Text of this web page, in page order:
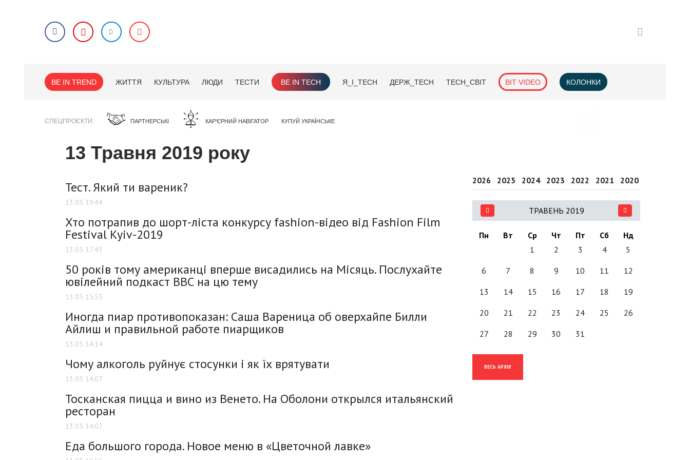
BE IN TREND ЖИТТЯ КУЛЬТУРА ЛЮДИ ТЕСТИ BE IN TECH Я_І_TECH ДЕРЖ_TECH TECH_СВІТ BIT VIDEO КОЛОНКИ
СПЕЦПРОЄКТИ ПАРТНЕРСЬКІ КАР'ЄРНИЙ НАВІГАТОР КУПУЙ УКРАЇНСЬКЕ
13 Травня 2019 року
Тест. Який ти вареник?
13.05 19:44
Хто потрапив до шорт-ліста конкурсу fashion-відео від Fashion Film
Festival Kyiv-2019
13.05 17:43
50 років тому американці вперше висадились на Місяць. Послухайте
ювілейний подкаст ВВС на цю тему
13.05 15:55
Иногда пиар противопоказан: Саша Вареница об оверхайпе Билли
Айлиш и правильной работе пиарщиков
13.05 14:14
Чому алкоголь руйнує стосунки і як їх врятувати
13.05 14:07
Тосканская пицца и вино из Венето. На Оболони открылся итальянский
ресторан
13.05 14:07
Еда большого города. Новое меню в «Цветочной лавке»
2026 2025 2024 2023 2022 2021 2020
ТРАВЕНЬ 2019
Пн Вт Ср Чт Пт Сб
Нд
1
2 3 4 5
6 7 8 9 10 11 12
13 14 15 16 17 18 19
20 21 22 23 24 25 26
27 28 29 30 31
ВЕСЬ АРХІВ